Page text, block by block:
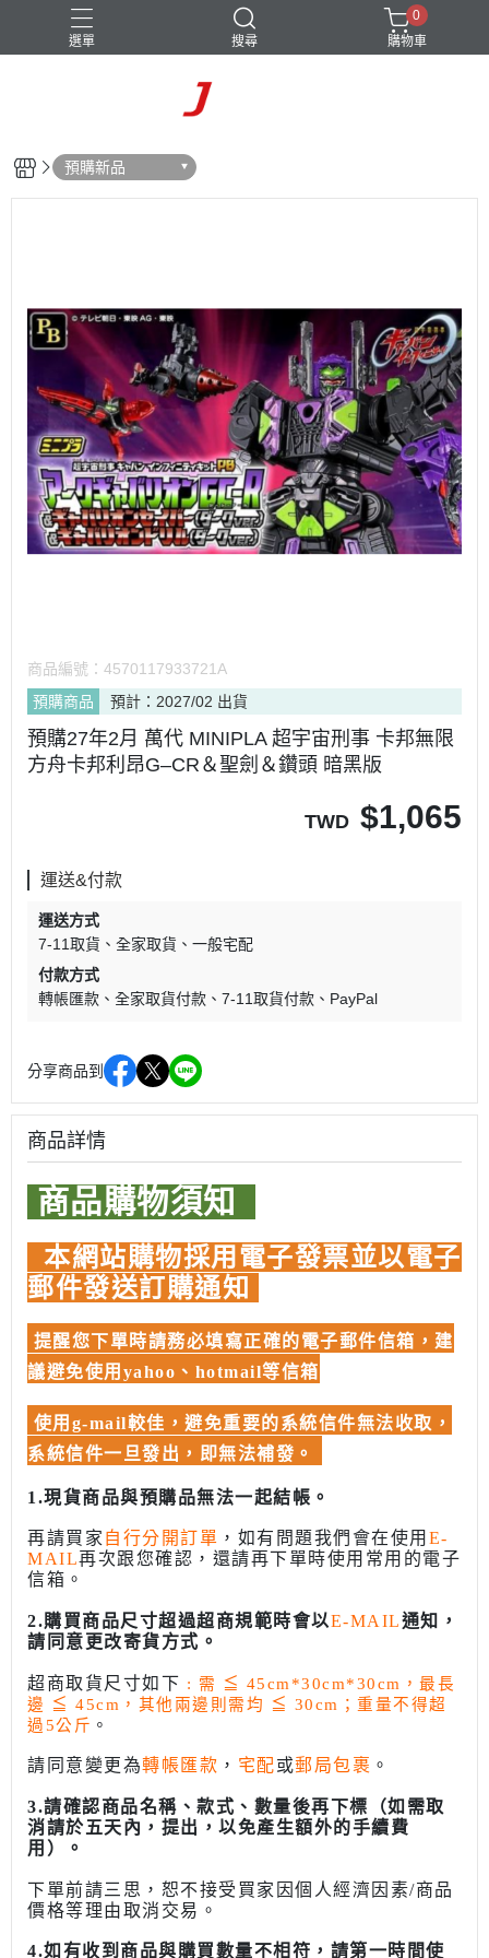
選單 搜尋
0
購物車
預購新品
商品編號： 4570117933721A
預購商品
預計：2027/02 出貨
預購27年2月 萬代 MINIPLA 超宇宙刑事 卡邦無限
方舟卡邦利昂G–CR＆聖劍＆鑽頭 暗黑版
TWD $1,065
運送&付款
運送方式
7-11取貨
全家取貨
一般宅配
付款方式
轉帳匯款
全家取貨付款 7-11取貨付款 PayPal
分享商品到
商品詳情
商品購物須知
本網站購物採用電子發票並以電子
郵件發送訂購通知
提醒您下單時請務必填寫正確的電子郵件信箱，建
議避免使用yahoo、hotmail等信箱
使用g-mail較佳，避免重要的系統信件無法收取，
系統信件一旦發出，即無法補發。
1.現貨商品與預購品無法一起結帳。
再請買家 自行分開訂單 ，如有問題我們會在使用 E-
MAIL再次跟您確認，還請再下單時使用常用的電子
信箱。
2.購買商品尺寸超過超商規範時會以E-MAIL通知，
請同意更改寄貨方式。
超商取貨尺寸如下 : 需 ≦ 45cm*30cm*30cm，最長
邊 ≦ 45cm，其他兩邊則需均 ≦ 30cm；重量不得超
過5公斤 。
請同意變更為轉帳匯款 ， 宅配或郵局包裹 。
3.請確認商品名稱、款式、數量後再下標（如需取
消請於五天內，提出，以免產生額外的手續費
用）。
下單前請三思，恕不接受買家因個人經濟因素/商品
價格等理由取消交易。
4.如有收到商品與購買數量不相符，請第一時間使